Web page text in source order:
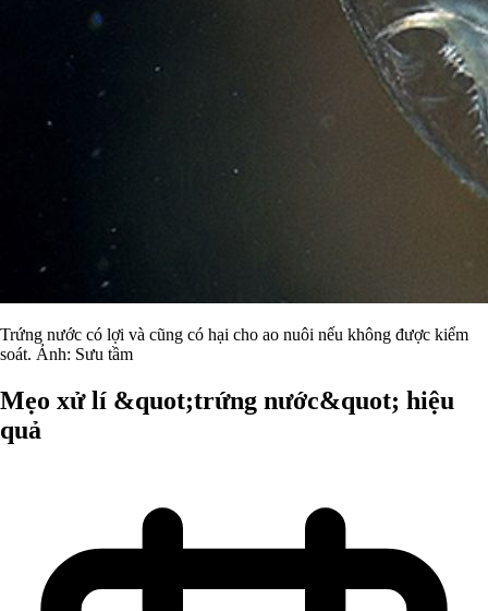
Trứng nước có lợi và cũng có hại cho ao nuôi nếu không được kiểm
soát. Ảnh: Sưu tầm
Mẹo xử lí &quot;trứng nước&quot; hiệu
quả